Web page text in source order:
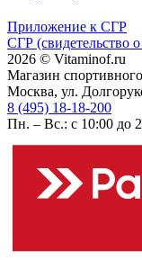
Приложение к СГР
СГР (свидетельство
2026 © Vitaminof.ru
Магазин
Москва, ул.
8 (495) 18-18-200
Пн. – Вс.: с 10:00 до